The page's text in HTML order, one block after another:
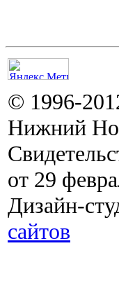
© 1996-
Нижний
от 29
Дизайн-
сайтов